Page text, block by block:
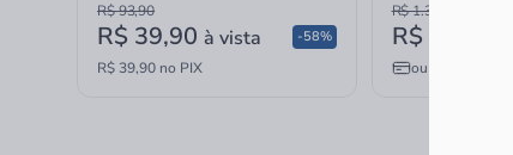
R$ 93,90
R$ 39,90 à vista
R$ 39,90 no PIX
-58%
R$ 1.389,90
R$
ou